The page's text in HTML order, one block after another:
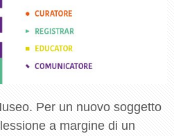
Per un nuovo soggetto
a margine di un